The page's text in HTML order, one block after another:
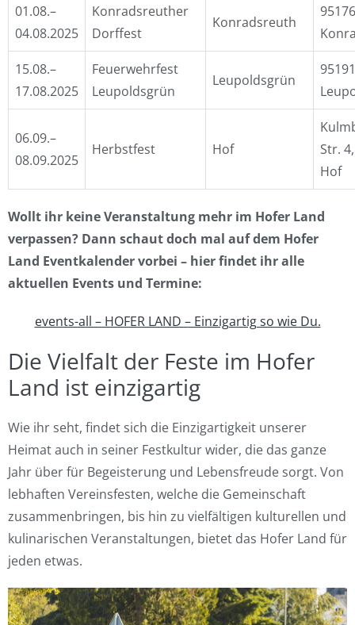
01.08.–
04.08.2025
Konradsreuther
Dorffest
Konradsreuth
95176
15.08.–
17.08.2025
Feuerwehrfest
Leupoldsgrün
Leupoldsgrün
95191
06.09.–
08.09.2025
Herbstfest Hof
Str.
Hof
Wollt ihr keine Veranstaltung mehr im Hofer Land
verpassen? Dann schaut doch mal auf dem Hofer
Land Eventkalender vorbei – hier findet ihr alle
aktuellen Events und Termine:
events-all – HOFER LAND – Einzigartig so wie Du.
Die Vielfalt der Feste im Hofer
Land ist einzigartig
Wie ihr seht, findet sich die Einzigartigkeit unserer
Heimat auch in seiner Festkultur wider, die das ganze
Jahr über für Begeisterung und Lebensfreude sorgt. Von
lebhaften Vereinsfesten, welche die Gemeinschaft
zusammenbringen, bis hin zu vielfältigen kulturellen und
kulinarischen Veranstaltungen, bietet das Hofer Land für
jeden etwas.